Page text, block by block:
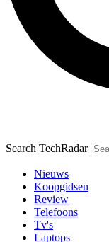
Search TechRadar
Nieuws
Koopgidsen
Review
Telefoons
Tv's
Laptops